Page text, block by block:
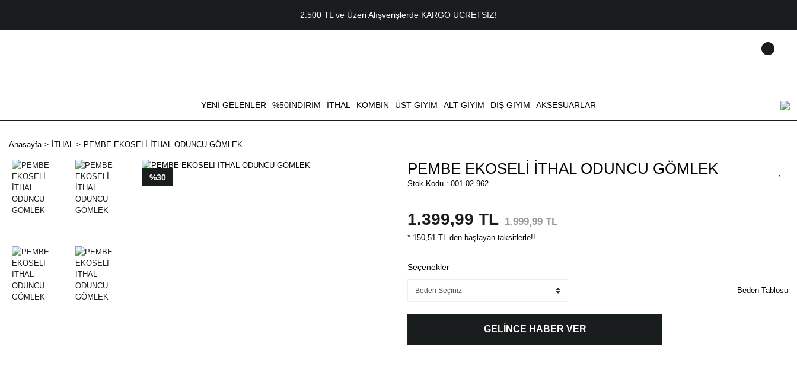
2.500 TL ve Üzeri Alışverişlerde KARGO ÜCRETSİZ!
YENİ GELENLER %50İNDİRİM İTHAL KOMBİN ÜST GİYİM ALT GİYİM DIŞ GİYİM AKSESUARLAR
Anasayfa İTHAL PEMBE EKOSELİ İTHAL ODUNCU GÖMLEK
%30 PEMBE EKOSELİ İTHAL ODUNCU GÖMLEK
Stok Kodu : 001.02.962
1.399,99 TL 1.999,99 TL
* 150,51 TL den başlayan taksitlerle!!
Seçenekler
Beden Tablosu
GELİNCE HABER VER